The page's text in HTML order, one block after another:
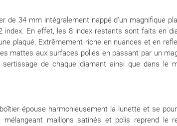
de 34 mm intégralement nappé d’un magnifique
index. En effet, les 8 index restants sont faits en
plaqué. Extrêmement riche en nuances et en
mattes aux surfaces polies en passant par un
de chaque diamant ainsi que dans le
épouse harmonieusement la lunette et se
maillons satinés et polis reprend le